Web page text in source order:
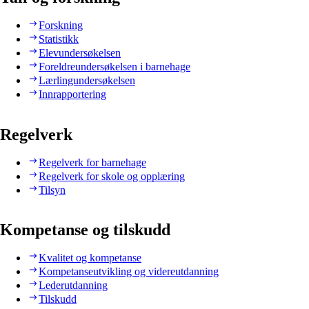
Forskning
Statistikk
Elevundersøkelsen
Foreldreundersøkelsen i barnehage
Lærlingundersøkelsen
Innrapportering
Regelverk
Regelverk for barnehage
Regelverk for skole og opplæring
Tilsyn
Kompetanse og tilskudd
Kvalitet og kompetanse
Kompetanseutvikling og videreutdanning
Lederutdanning
Tilskudd